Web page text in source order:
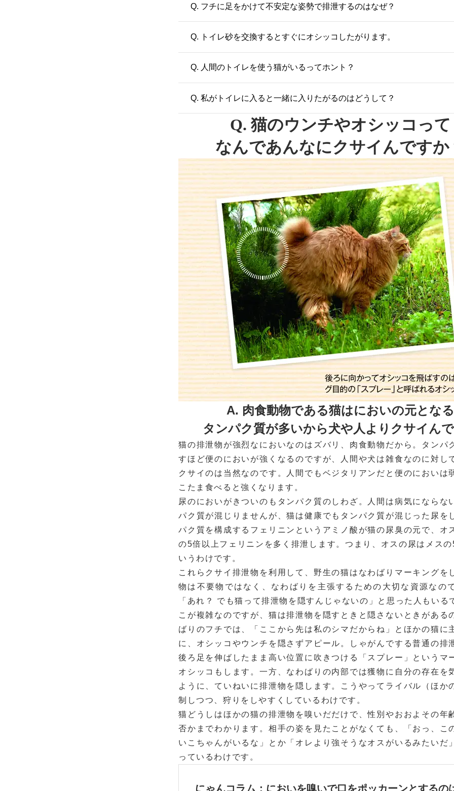
Q. フチに足をかけて不安定な姿勢で排泄するのはなぜ？
Q. トイレ砂を交換するとすぐにオシッコしたがります。
Q. 人間のトイレを使う猫がいるってホント？
Q. 私がトイレに入ると一緒に入りたがるのはどうして？
Q. 猫のウンチやオシッコって
なんであんなにクサイんですか
A. 肉食動物である猫はにおいの元となる
タンパク質が多いから犬や人よりクサイん
猫の排泄物が強烈なにおいなのはズバリ、肉食動物だから。タンパ
すほど便のにおいが強くなるのですが、人間や犬は雑食なのに対し
クサイのは当然なのです。人間でもベジタリアンだと便のにおいは
こたま食べると強くなります。
尿のにおいがきついのもタンパク質のしわざ。人間は病気にならな
パク質が混じりませんが、猫は健康でもタンパク質が混じった尿を
パク質を構成するフェリニンというアミノ酸が猫の尿臭の元で、オ
の5倍以上フェリニンを多く排泄します。つまり、オスの尿はメス
いうわけです。
これらクサイ排泄物を利用して、野生の猫はなわばりマーキングを
物は不要物ではなく、なわばりを主張するための大切な資源なの
「あれ？ でも猫って排泄物を隠すんじゃないの」と思った人もいる
こが複雑なのですが、猫は排泄物を隠すときと隠さないときがある
ばりのフチでは、「ここから先は私のシマだからね」とほかの猫に
に、オシッコやウンチを隠さずアピール。しゃがんでする普通の排
後ろ足を伸ばしたまま高い位置に吹きつける「スプレー」というマ
オシッコもします。一方、なわばりの内部では獲物に自分の存在を
ように、ていねいに排泄物を隠します。こうやってライバル（ほか
制しつつ、狩りをしやすくしているわけです。
猫どうしはほかの猫の排泄物を嗅いだだけで、性別やおおよその年
否かまでわかります。相手の姿を見たことがなくても、「おっ、こ
いこちゃんがいるな」とか「オレより強そうなオスがいるみたいだ
っているわけです。
にゃんコラム：においを嗅いで口をポッカーンとする